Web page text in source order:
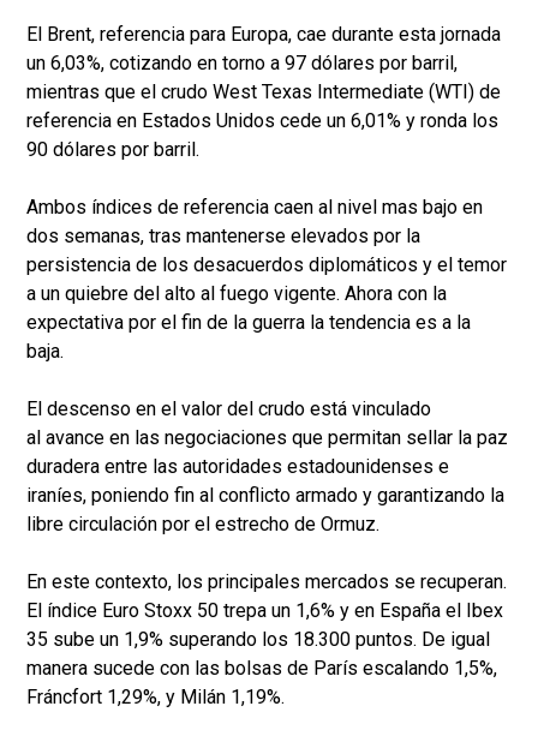
El Brent, referencia para Europa, cae durante esta jornada
un 6,03%, cotizando en torno a 97 dólares por barril,
mientras que el crudo West Texas Intermediate (WTI) de
referencia en Estados Unidos cede un 6,01% y ronda los
90 dólares por barril.
Ambos índices de referencia caen al nivel mas bajo en
dos semanas, tras mantenerse elevados por la
persistencia de los desacuerdos diplomáticos y el temor
a un quiebre del alto al fuego vigente. Ahora con la
expectativa por el fin de la guerra la tendencia es a la
baja.
El descenso en el valor del crudo está vinculado
al avance en las negociaciones que permitan sellar la paz
duradera entre las autoridades estadounidenses e
iraníes, poniendo fin al conflicto armado y garantizando la
libre circulación por el estrecho de Ormuz.
En este contexto, los principales mercados se recuperan.
El índice Euro Stoxx 50 trepa un 1,6% y en España el Ibex
35 sube un 1,9% superando los 18.300 puntos. De igual
manera sucede con las bolsas de París escalando 1,5%,
Fráncfort 1,29%, y Milán 1,19%.